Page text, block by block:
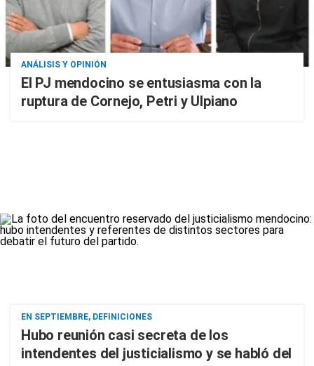
ANÁLISIS Y OPINIÓN
El PJ mendocino se entusiasma con la
ruptura de Cornejo, Petri y Ulpiano
EN SEPTIEMBRE, DEFINICIONES
Hubo reunión casi secreta de los
intendentes del justicialismo y se habló del